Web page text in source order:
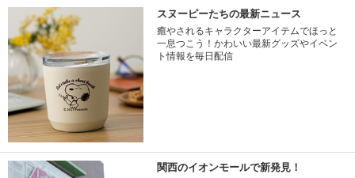
スヌーピーたちの最新ニュース
癒やされるキャラクターアイテムでほっと
一息つこう！かわいい最新グッズやイベン
ト情報を毎日配信
関西のイオンモールで新発見！